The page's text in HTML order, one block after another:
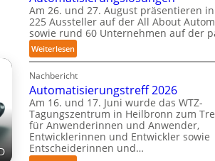
T
a
u
c
r
o
b
o
t
e
n
e
n
p
e
r
C
o
b
o
t
Am 26. und 27. August präsentieren
225 Aussteller auf der All About
sowie rund 60 Unternehmen auf der
Weiterlesen:
A
A
A
Z
ü
r
i
c
Nachbericht
Automatisierungstreff 2026
Am 16. und 17. Juni wurde das WTZ-
Tagungszentrum in Heilbronn zum
für Anwenderinnen und Anwender,
Entwicklerinnen und Entwickler sowie
Entscheiderinnen und…